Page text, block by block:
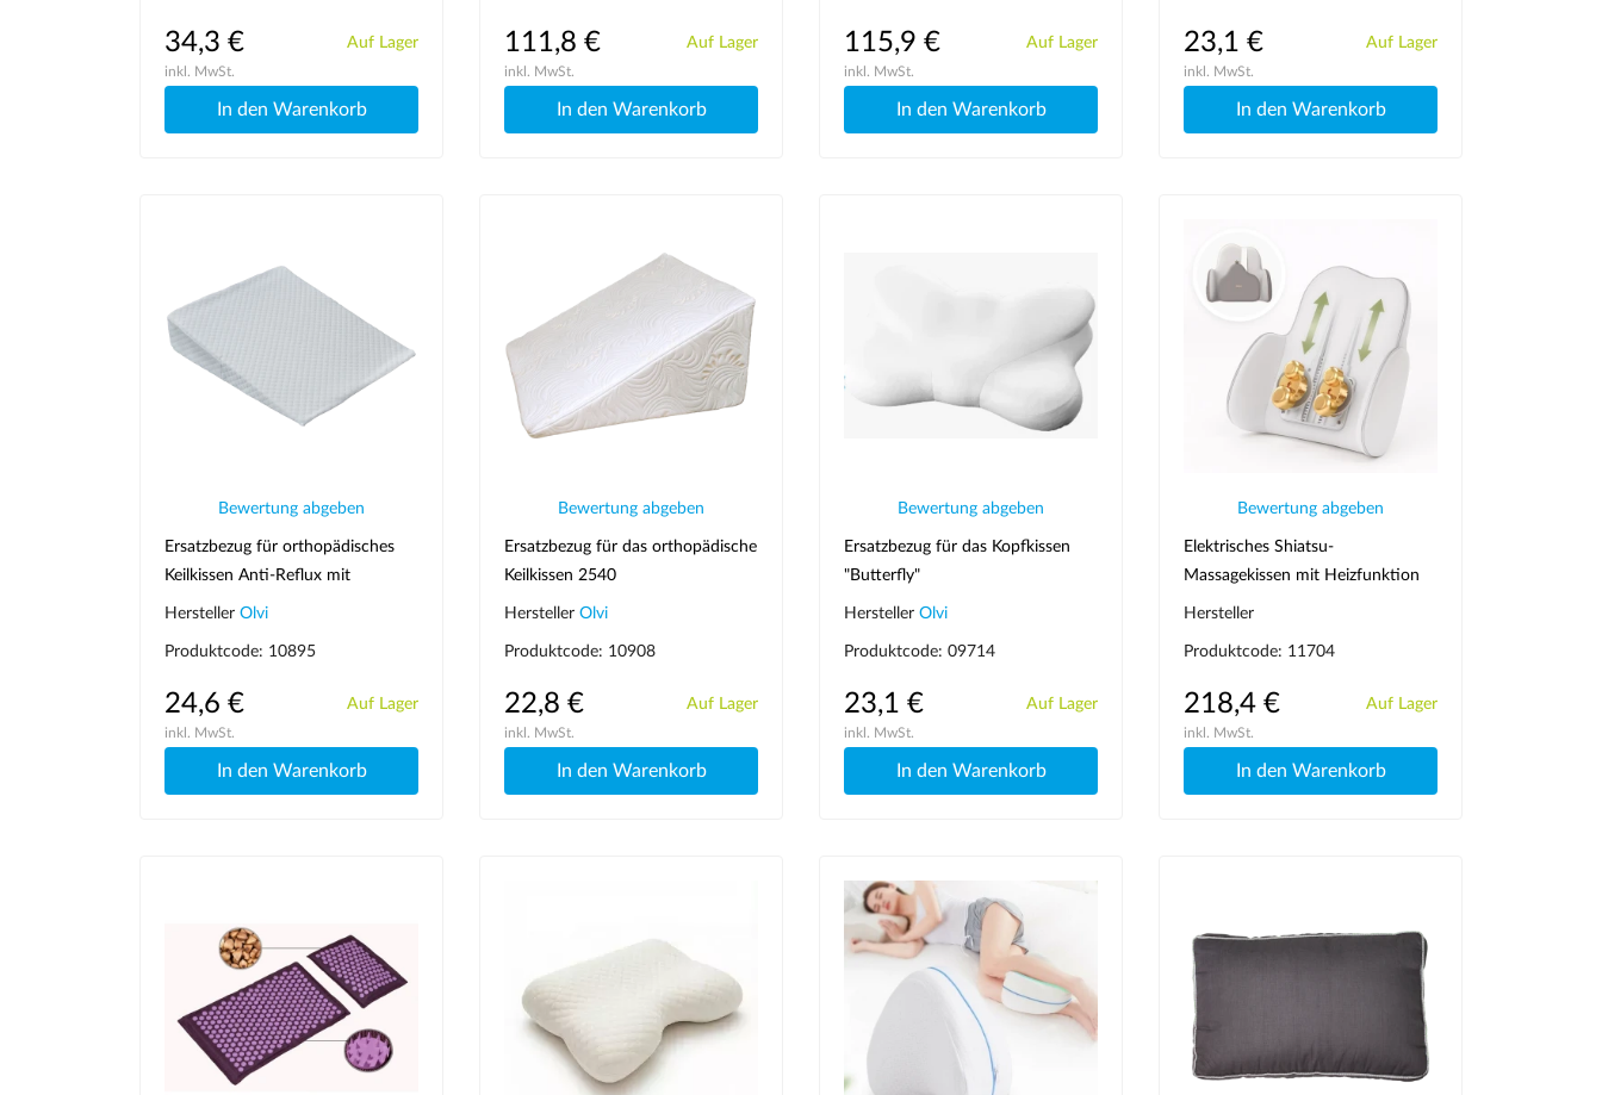
34,3 €
inkl. MwSt.
Auf Lager
In den Warenkorb
111,8 €
inkl. MwSt.
Auf Lager
In den Warenkorb
115,9 €
inkl. MwSt.
Auf Lager
In den Warenkorb
23,1 €
inkl. MwSt.
Auf Lager
In den Warenkorb
Bewertung abgeben
Ersatzbezug für orthopädisches
Keilkissen Anti-Reflux mit
Höhenverstellung J2540 S
Hersteller Olvi
Produktcode: 10895
24,6 €
inkl. MwSt.
Auf Lager
In den Warenkorb
Bewertung abgeben
Ersatzbezug für das orthopädische
Keilkissen 2540
Hersteller Olvi
Produktcode: 10908
22,8 €
inkl. MwSt.
Auf Lager
In den Warenkorb
Bewertung abgeben
Ersatzbezug für das Kopfkissen
"Butterfly"
Hersteller Olvi
Produktcode: 09714
23,1 €
inkl. MwSt.
Auf Lager
In den Warenkorb
Bewertung abgeben
Elektrisches Shiatsu-
Massagekissen mit Heizfunktion
für den Rücken
Hersteller
Produktcode: 11704
218,4 €
inkl. MwSt.
Auf Lager
In den Warenkorb